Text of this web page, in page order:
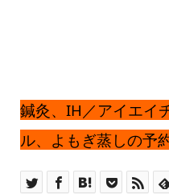
鍼灸、IH／アイエイ
ル、 よもぎ蒸しの予